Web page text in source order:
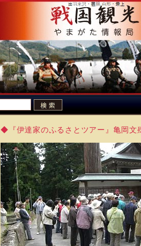
◆『伊達家のふるさとツアー』亀岡